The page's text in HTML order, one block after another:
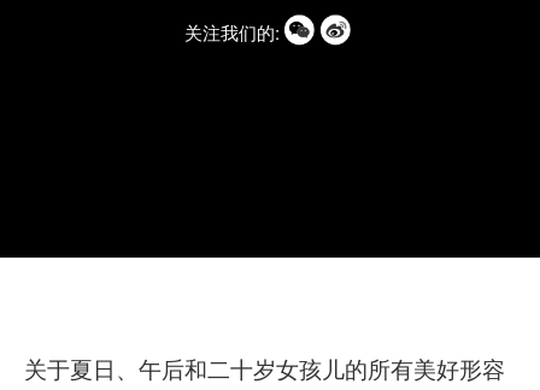
关注我们的:
关于夏日、午后和二十岁女孩儿的所有美好形容